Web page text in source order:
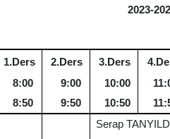
2023-
1.Ders 2.Ders 3.Ders
8:00
8:50
9:00
9:50
10:00
10:50
Serap